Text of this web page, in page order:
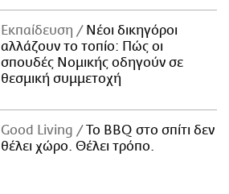
Εκπαίδευση
Νέοι δικηγόροι
αλλάζουν το τοπίο: Πώς οι
σπουδές Νομικής οδηγούν σε
θεσμική συμμετοχή
Good Living
Το BBQ στο σπίτι δεν
θέλει χώρο. Θέλει τρόπο.